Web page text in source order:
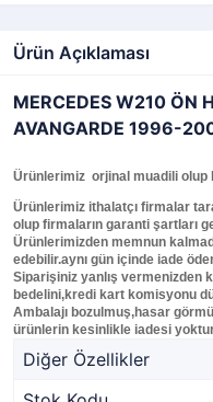
Ürün Açıklaması
MERCEDES W210 ÖN
AVANGARDE 1996-
Ürünlerimiz orjinal muadili
Ürünlerimiz ithalatçı firmalar
olup firmaların garanti şartları
Ürünlerimizden memnun
edebilir.aynı gün içinde iade
Siparişiniz yanlış vermenizden
bedelini,kredi kart komisyonu
Ambalajı bozulmuş,hasar
ürünlerin kesinlikle iadesi
Diğer Özellikler